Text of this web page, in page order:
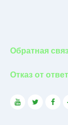
Обратная
Отказ от